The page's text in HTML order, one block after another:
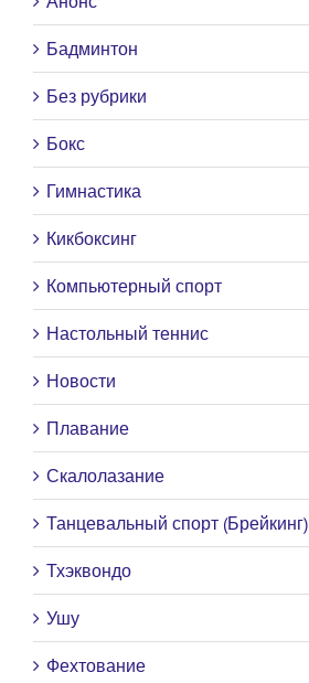
Бадминтон
Без рубрики
Бокс
Гимнастика
Кикбоксинг
Компьютерный спорт
Настольный теннис
Новости
Плавание
Скалолазание
Танцевальный спорт (Брейкинг)
Тхэквондо
Ушу
Фехтование